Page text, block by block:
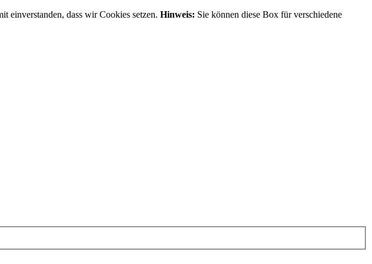
einverstanden, dass wir Cookies setzen. Hinweis: Sie können diese Box für verschiedene